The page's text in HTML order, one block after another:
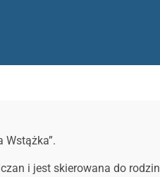
Wstążka”.
i jest skierowana do